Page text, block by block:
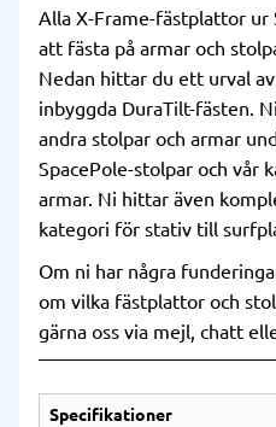
Alla X-Frame-fästplattor ur
att fästa på armar och
Nedan hittar du ett urval
inbyggda DuraTilt-fästen.
andra stolpar och armar
SpacePole-stolpar och vår
armar. Ni hittar även
kategori för stativ till
Om ni har några
om vilka fästplattor och
gärna oss via mejl, chatt
Specifikationer